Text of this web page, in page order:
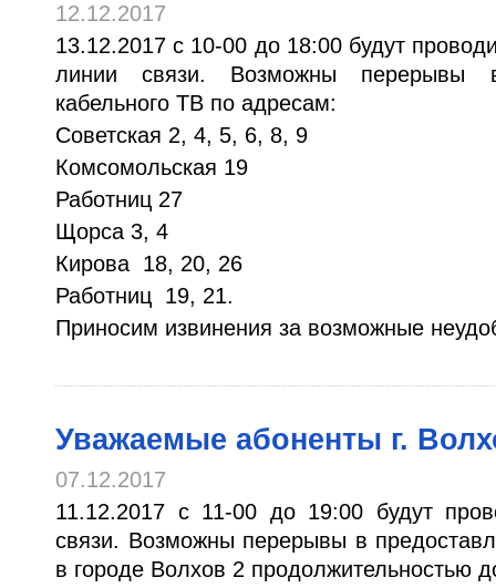
12.12.2017
13.12.2017 с 10-00 до 18:00 будут
линии связи. Возможны перерывы в
кабельного ТВ по адресам:
Советская 2, 4, 5, 6, 8, 9
Комсомольская 19
Работниц 27
Щорса 3, 4
Кирова 18, 20, 26
Работниц 19, 21.
Приносим извинения за возможные
Уважаемые абоненты г.
07.12.2017
11.12.2017 с 11-00 до 19:00 будут
связи. Возможны перерывы в
в городе Волхов 2 продолжительностью